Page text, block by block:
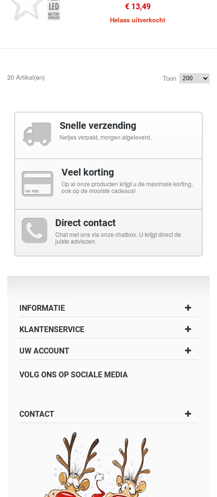
€ 13,49
Helaas uitverkocht
20 Artikel(en) Toon
Snelle verzending
Netjes verpakt, morgen afgeleverd.
Veel korting
Op al onze producten krijgt u de maximale korting,
ook op de mooiste cadeaus!
Direct contact
Chat met ons via onze chatbox. U krijgt direct de
juiste adviezen.
INFORMATIE
KLANTENSERVICE
UW ACCOUNT
VOLG ONS OP SOCIALE MEDIA
CONTACT